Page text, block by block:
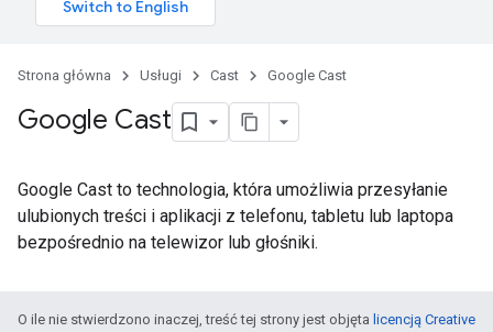
Strona główna Usługi Cast Google Cast
Google Cast
Google Cast to technologia, która umożliwia przesyłanie
ulubionych treści i aplikacji z telefonu, tabletu lub laptopa
bezpośrednio na telewizor lub głośniki.
O ile nie stwierdzono inaczej, treść tej strony jest objęta licencją Creative